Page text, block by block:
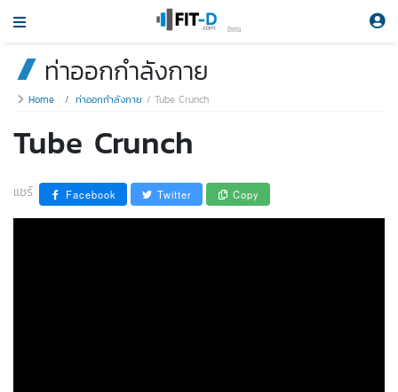
Beta
ท่าออกกำลังกาย
Home ท่าออกกำลังกาย Tube Crunch
Tube Crunch
แชร์ Facebook Twitter Copy